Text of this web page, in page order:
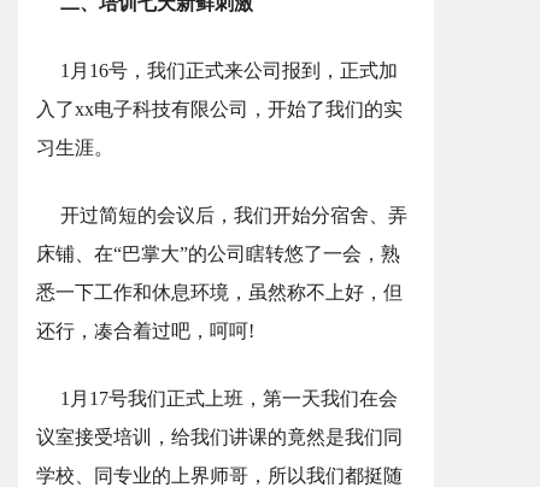
1月16号，我们正式来公司报到，正式加
入了xx电子科技有限公司，开始了我们的实
习生涯。
开过简短的会议后，我们开始分宿舍、弄
床铺、在“巴掌大”的公司瞎转悠了一会，熟
悉一下工作和休息环境，虽然称不上好，但
还行，凑合着过吧，呵呵!
1月17号我们正式上班，第一天我们在会
议室接受培训，给我们讲课的竟然是我们同
学校、同专业的上界师哥，所以我们都挺随